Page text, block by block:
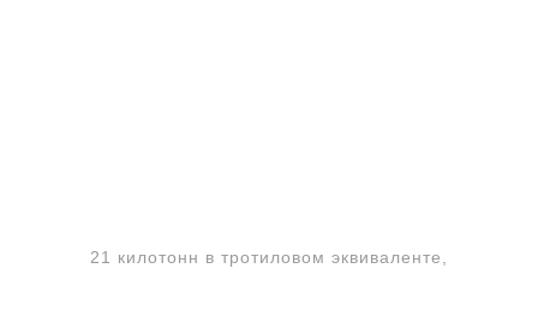
21 килотонн в тротиловом эквиваленте,